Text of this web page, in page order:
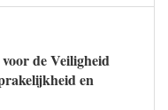
de Veiligheid
en